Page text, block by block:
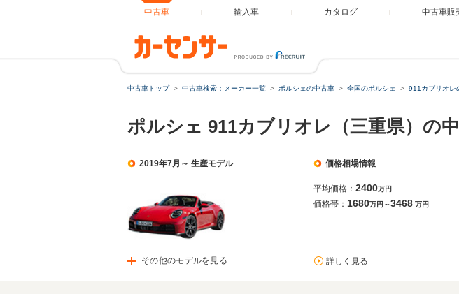
中古車 輸入車 カタログ 中古車販
中古車トップ 中古車検索：メーカー一覧 ポルシェの中古車 全国のポルシェ 911カブリオレ
ポルシェ 911カブリオレ（三重県）の
2019年7月～ 生産モデル
その他のモデルを見る
価格相場情報
平均価格： 2400万円
価格帯： 1680万円～3468 万円
詳しく見る